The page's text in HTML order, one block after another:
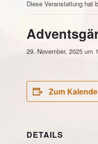
Diese Veranstaltung hat
29. November, 2025 um
Zum
DETAILS